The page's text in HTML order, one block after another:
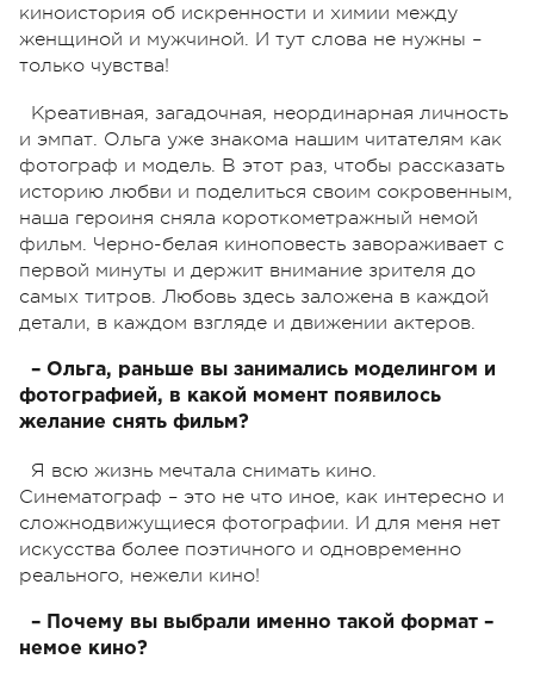
киноистория об искренности и химии между
женщиной и мужчиной. И тут слова не нужны –
только чувства!
Креативная, загадочная, неординарная личность
и эмпат. Ольга уже знакома нашим читателям как
фотограф и модель. В этот раз, чтобы рассказать
историю любви и поделиться своим сокровенным,
наша героиня сняла короткометражный немой
фильм. Черно-белая киноповесть завораживает с
первой минуты и держит внимание зрителя до
самых титров. Любовь здесь заложена в каждой
детали, в каждом взгляде и движении актеров.
– Ольга, раньше вы занимались моделингом и
фотографией, в какой момент появилось
желание снять фильм?
Я всю жизнь мечтала снимать кино.
Синематограф – это не что иное, как интересно и
сложнодвижущиеся фотографии. И для меня нет
искусства более поэтичного и одновременно
реального, нежели кино!
– Почему вы выбрали именно такой формат –
немое кино?